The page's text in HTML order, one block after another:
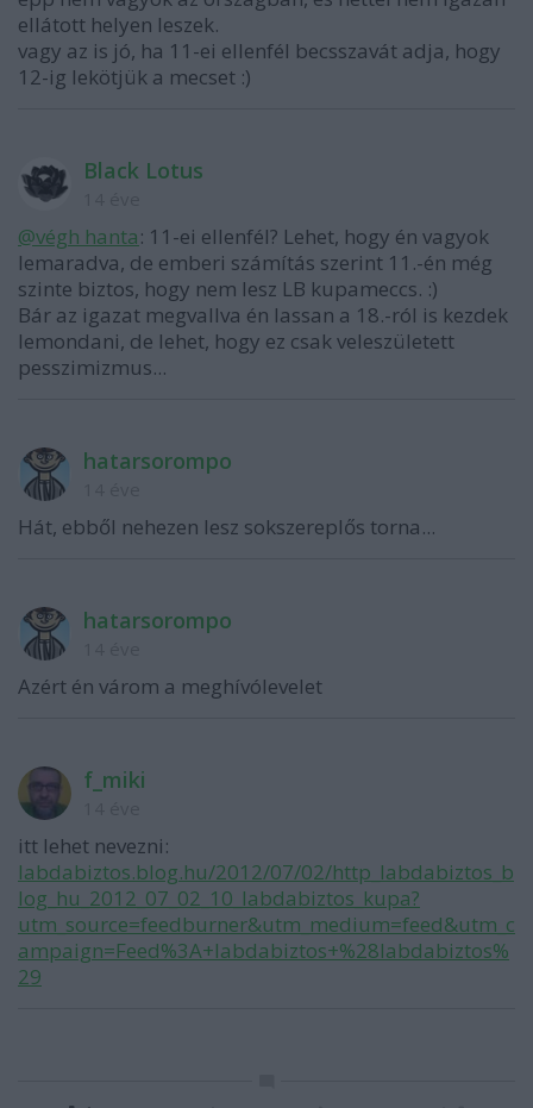
ellátott helyen leszek.
vagy az is jó, ha 11-ei ellenfél becsszavát adja, hogy
12-ig lekötjük a mecset :)
Black Lotus
@végh hanta: 11-ei ellenfél? Lehet, hogy én vagyok
lemaradva, de emberi számítás szerint 11.-én még
szinte biztos, hogy nem lesz LB kupameccs. :)
Bár az igazat megvallva én lassan a 18.-ról is kezdek
lemondani, de lehet, hogy ez csak veleszületett
pesszimizmus...
hatarsorompo
Hát, ebből nehezen lesz sokszereplős torna...
hatarsorompo
Azért én várom a meghívólevelet
f_miki
itt lehet nevezni:
labdabiztos.blog.hu/2012/07/02/http_labdabiztos_b
log_hu_2012_07_02_10_labdabiztos_kupa?
utm_source=feedburner&utm_medium=feed&utm_c
ampaign=Feed%3A+labdabiztos+%28labdabiztos%
29